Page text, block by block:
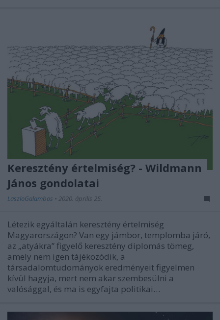
Keresztény értelmiség? - Wildmann
János gondolatai
LaszloGalambos • 2020. április 25.
Létezik egyáltalán keresztény értelmiség
Magyarországon? Van egy jámbor, templomba járó,
az „atyákra” figyelő keresztény diplomás tömeg,
amely nem igen tájékozódik, a
társadalomtudományok eredményeit figyelmen
kívül hagyja, mert nem akar szembesülni a
valósággal, és ma is egyfajta politikai…